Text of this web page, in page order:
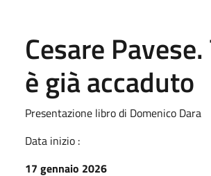
Cesare
è già accaduto
Presentazione libro di Domenico Dara
Data inizio :
17 gennaio 2026